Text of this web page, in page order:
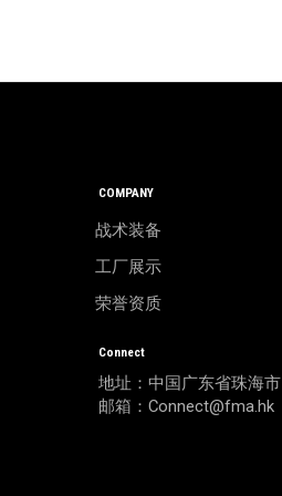
COMPANY
战术装备
工厂展示
荣誉资质
Connect
地址：中国广东省珠海市
邮箱：Connect@fma.hk